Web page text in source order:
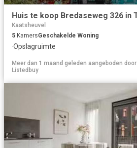
Kaatsheuvel
5 KamersGeschakelde Woning
·Opslagruimte
Meer dan 1 maand geleden aangeboden door
Listedbuy